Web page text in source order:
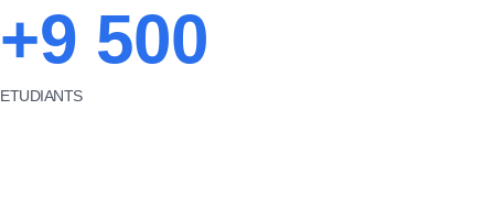
+9 500
ETUDIANTS